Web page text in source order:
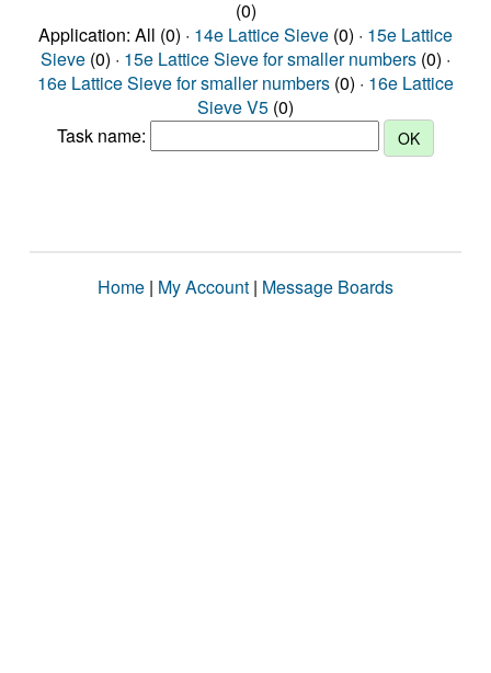
(0)
Application: All (0) · 14e Lattice Sieve (0) · 15e Lattice
Sieve (0) · 15e Lattice Sieve for smaller numbers (0) ·
16e Lattice Sieve for smaller numbers (0) · 16e Lattice
Sieve V5 (0)
Task name:
Home | My Account | Message Boards